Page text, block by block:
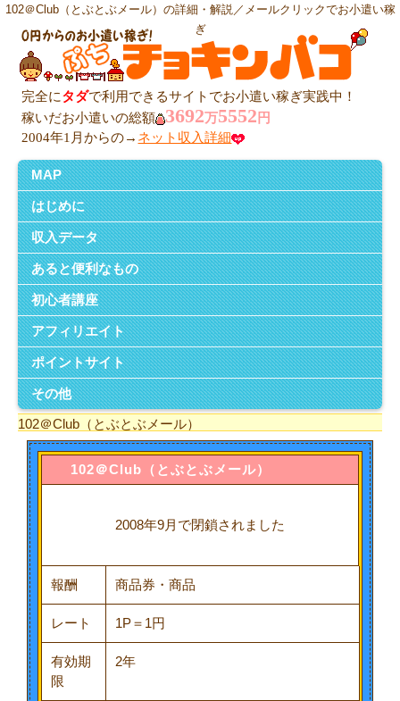
102＠Club（とぶとぶメール）の詳細・解説／メールクリックでお小遣い稼
ぎ
完全にタダで利用できるサイトでお小遣い稼ぎ実践中！
稼いだお小遣いの総額
3692万5552 円
2004年1月からの→ ネット収入詳細
MAP
はじめに
収入データ
あると便利なもの
初心者講座
アフィリエイト
ポイントサイト
その他
102＠Club（とぶとぶメール）
102＠Club （とぶとぶメール）
2008年9月で閉鎖されました
報酬 商品券・商品
レート 1P＝1円
有効期
限
2年